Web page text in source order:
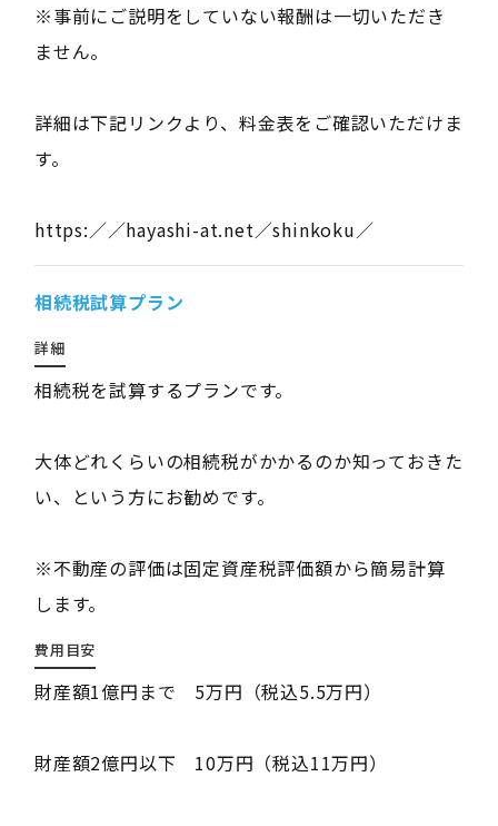
※事前にご説明をしていない報酬は一切いただき
ません。
詳細は下記リンクより、料金表をご確認いただけま
す。
https:／／hayashi-at.net／shinkoku／
相続税試算プラン
詳細
相続税を試算するプランです。
大体どれくらいの相続税がかかるのか知っておきた
い、という方にお勧めです。
※不動産の評価は固定資産税評価額から簡易計算
します。
費用目安
財産額1億円まで 5万円（税込5.5万円）
財産額2億円以下 10万円（税込11万円）